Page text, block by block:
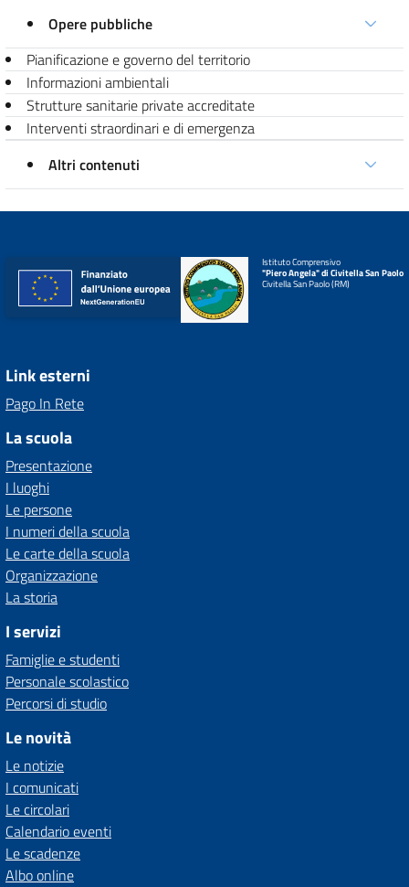
Opere pubbliche
Pianificazione e governo del territorio
Informazioni ambientali
Strutture sanitarie private accreditate
Interventi straordinari e di emergenza
Altri contenuti
Istituto Comprensivo
"Piero Angela" di Civitella San Paolo
Civitella San Paolo (RM)
Link esterni
Pago In Rete
La scuola
Presentazione
I luoghi
Le persone
I numeri della scuola
Le carte della scuola
Organizzazione
La storia
I servizi
Famiglie e studenti
Personale scolastico
Percorsi di studio
Le novità
Le notizie
I comunicati
Le circolari
Calendario eventi
Le scadenze
Albo online